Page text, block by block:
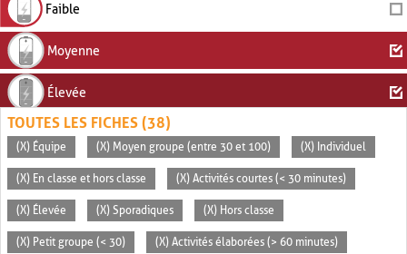
Faible
Moyenne
Élevée
TOUTES LES FICHES (38)
(X) Équipe (X) Moyen groupe (entre 30 et 100) (X) Individuel
(X) En classe et hors classe (X) Activités courtes (< 30 minutes)
(X) Élevée (X) Sporadiques (X) Hors classe
(X) Petit groupe (< 30) (X) Activités élaborées (> 60 minutes)